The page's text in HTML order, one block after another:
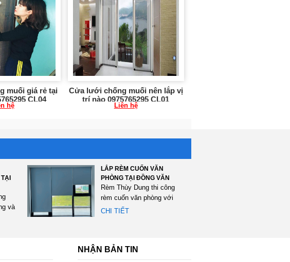
muối giá rẻ tại
CL04
hệ
Cửa lưới chống muối nên lắp vị
trí nào 0975765295 CL01
Liên hệ
và
LẮP RÈM CUỐN VĂN
PHÒNG TẠI ĐỒNG VĂN
Rèm Thùy Dung thi công
rèm cuốn văn phòng với
tổng diện tích 120m2 tại...
CHI TIẾT
NHẬN BẢN TIN